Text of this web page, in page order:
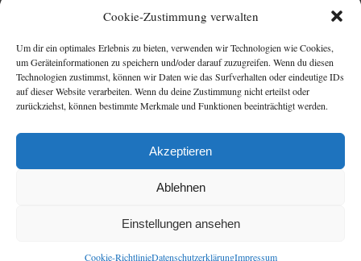
Cookie-Zustimmung verwalten
Um dir ein optimales Erlebnis zu bieten, verwenden wir Technologien wie Cookies,
um Geräteinformationen zu speichern und/oder darauf zuzugreifen. Wenn du diesen
Technologien zustimmst, können wir Daten wie das Surfverhalten oder eindeutige IDs
auf dieser Website verarbeiten. Wenn du deine Zustimmung nicht erteilst oder
zurückziehst, können bestimmte Merkmale und Funktionen beeinträchtigt werden.
Akzeptieren
Ablehnen
Einstellungen ansehen
Cookie-RichtlinieDatenschutzerklärungImpressum
Josefine Weiss
Josie Charles
Karin Lindberg
Lita Harris
Marcus Hünnebeck
Marit Bernson
Mark Franley
Martin Krist
Michelle Schrenk
Mila Summers
Mira Morton
Nika Lubitsch
Noah Fitz
Nora Amelie René Junge
Rezepte Profis
Thomas Herzberg Vital Experts